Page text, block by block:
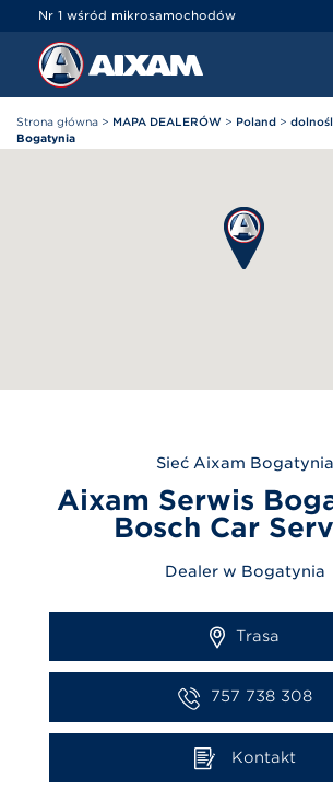
Nr 1 wśród mikrosamochodów
Strona główna > MAPA DEALERÓW > Poland >
Bogatynia
Sieć Aixam Bogatynia
Aixam Serwis
Bosch Car
Dealer w Bogatynia
Trasa
757 738 308
Kontakt
Panel zarządzania plikami cookies